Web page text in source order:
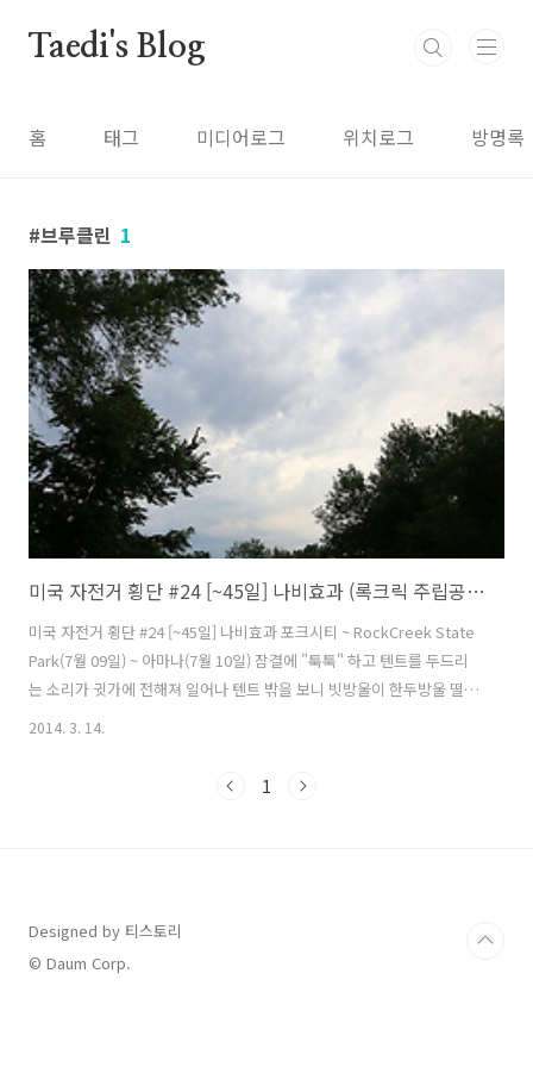
Taedi's Blog
홈 태그 미디어로그 위치로그 방명록
브루클린 1
미국 자전거 횡단 #24 [~45일] 나비효과 (록크릭 주립공원, 아마나)
미국 자전거 횡단 #24 [~45일] 나비효과 포크시티 ~ RockCreek State
Park(7월 09일) ~ 아마나(7월 10일) 잠결에 "툭툭" 하고 텐트를 두드리
는 소리가 귓가에 전해져 일어나 텐트 밖을 보니 빗방울이 한두방울 떨어
진것 같았다. 휴대폰을 보니까 새벽 4시 반 조금 넘은 시각 이었다. 이제
진 구름이 못내 불안하게만 느껴져 황급히 짐을 싸고 텐트를 걷기 시작했
2014. 3. 14.
1
Designed by 티스토리
© Daum Corp.